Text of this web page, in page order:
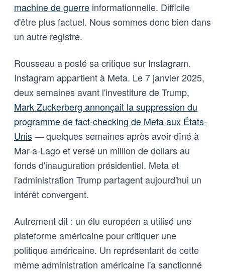
machine de guerre informationnelle. Difficile
d'être plus factuel. Nous sommes donc bien dans
un autre registre.
Rousseau a posté sa critique sur Instagram.
Instagram appartient à Meta. Le 7 janvier 2025,
deux semaines avant l'investiture de Trump,
Mark Zuckerberg annonçait la suppression du
programme de fact-checking de Meta aux États-
Unis— quelques semaines après avoir dîné à
Mar-a-Lago et versé un million de dollars au
fonds d'inauguration présidentiel. Meta et
l'administration Trump partagent aujourd'hui un
intérêt convergent.
Autrement dit : un élu européen a utilisé une
plateforme américaine pour critiquer une
politique américaine. Un représentant de cette
même administration américaine l'a sanctionné